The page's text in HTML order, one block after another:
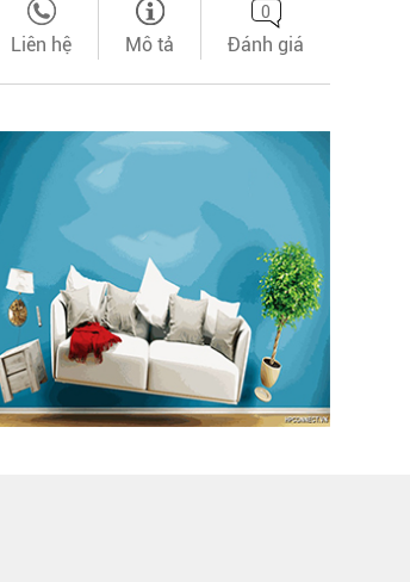
Liên hệ Mô tả
0
Đánh giá